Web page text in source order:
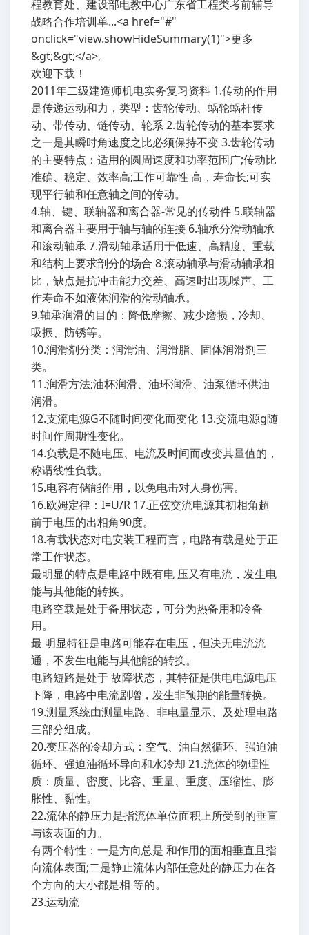
程教育处、建设部电教中心广东省工程类考前辅导
战略合作培训单...<a href="#"
onclick="view.showHideSummary(1)">更多
&gt;&gt;</a>。
欢迎下载！
2011年二级建造师机电实务复习资料 1.传动的作用
是传递运动和力，类型：齿轮传动、蜗轮蜗杆传
动、带传动、链传动、轮系 2.齿轮传动的基本要求
之一是其瞬时角速度之比必须保持不变 3.齿轮传动
的主要特点：适用的圆周速度和功率范围广;传动比
准确、稳定、效率高;工作可靠性 高，寿命长;可实
现平行轴和任意轴之间的传动。
4.轴、键、联轴器和离合器-常见的传动件 5.联轴器
和离合器主要用于轴与轴的连接 6.轴承分滑动轴承
和滚动轴承 7.滑动轴承适用于低速、高精度、重载
和结构上要求剖分的场合 8.滚动轴承与滑动轴承相
比，缺点是抗冲击能力交差、高速时出现噪声、工
作寿命不如液体润滑的滑动轴承。
9.轴承润滑的目的：降低摩擦、减少磨损，冷却、
吸振、防锈等。
10.润滑剂分类：润滑油、润滑脂、固体润滑剂三
类。
11.润滑方法;油杯润滑、油环润滑、油泵循环供油
润滑。
12.支流电源G不随时间变化而变化 13.交流电源g随
时间作周期性变化。
14.负载是不随电压、电流及时间而改变其量值的，
称谓线性负载。
15.电容有储能作用，以免电击对人身伤害。
16.欧姆定律：I=U/R 17.正弦交流电源其初相角超
前于电压的出相角90度。
18.有载状态对电安装工程而言，电路有载是处于正
常工作状态。
最明显的特点是电路中既有电 压又有电流，发生电
能与其他能的转换。
电路空载是处于备用状态，可分为热备用和冷备
用。
最 明显特征是电路可能存在电压，但决无电流流
通，不发生电能与其他能的转换。
电路短路是处于 故障状态，其特征是供电电源电压
下降，电路中电流剧增，发生非预期的能量转换。
19.测量系统由测量电路、非电量显示、及处理电路
三部分组成。
20.变压器的冷却方式：空气、油自然循环、强迫油
循环、强迫油循环导向和水冷却 21.流体的物理性
质：质量、密度、比容、重量、重度、压缩性、膨
胀性、黏性。
22.流体的静压力是指流体单位面积上所受到的垂直
与该表面的力。
有两个特性：一是方向总是 和作用的面相垂直且指
向流体表面;二是静止流体内部任意处的静压力在各
个方向的大小都是相 等的。
23.运动流